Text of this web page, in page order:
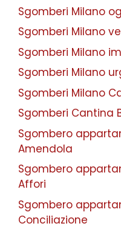
Sgomberi Milano
Sgomberi Milano
Sgomberi Milano
Sgomberi Milano
Sgomberi Milano
Sgomberi Cantina
Sgombero
Amendola
Sgombero
Affori
Sgombero
Conciliazione